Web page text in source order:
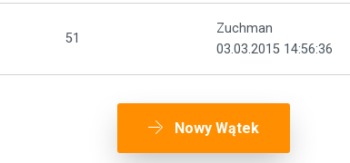
51
Zuchman
03.03.2015 14:56:36
Nowy Wątek